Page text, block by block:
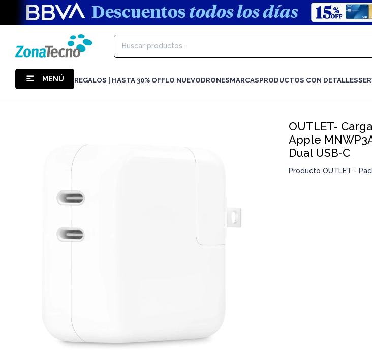
MENÚ REGALOS | HASTA 30% OFFLO NUEVODRONESMARCASPRODUCTOS CON DETALLES
OUTLET-
Apple
Dual USB-C
Producto OUTLET -